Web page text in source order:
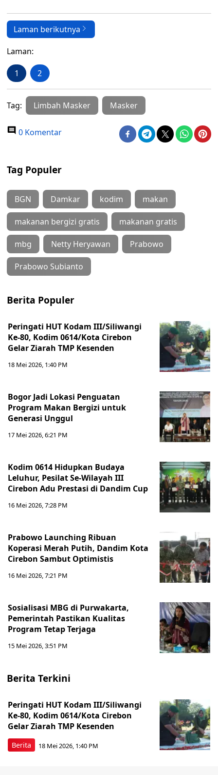
Laman berikutnya
Laman:
1 2
Tag: Limbah Masker Masker
0 Komentar
Tag Populer
BGN Damkar kodim makan
makanan bergizi gratis makanan gratis
mbg Netty Heryawan Prabowo
Prabowo Subianto
Berita Populer
Peringati HUT Kodam III/Siliwangi
Ke-80, Kodim 0614/Kota Cirebon
Gelar Ziarah TMP Kesenden
18 Mei 2026, 1:40 PM
Bogor Jadi Lokasi Penguatan
Program Makan Bergizi untuk
Generasi Unggul
17 Mei 2026, 6:21 PM
Kodim 0614 Hidupkan Budaya
Leluhur, Pesilat Se-Wilayah III
Cirebon Adu Prestasi di Dandim Cup
16 Mei 2026, 7:28 PM
Prabowo Launching Ribuan
Koperasi Merah Putih, Dandim Kota
Cirebon Sambut Optimistis
16 Mei 2026, 7:21 PM
Sosialisasi MBG di Purwakarta,
Pemerintah Pastikan Kualitas
Program Tetap Terjaga
15 Mei 2026, 3:51 PM
Berita Terkini
Berita
Peringati HUT Kodam III/Siliwangi
Ke-80, Kodim 0614/Kota Cirebon
Gelar Ziarah TMP Kesenden
18 Mei 2026, 1:40 PM